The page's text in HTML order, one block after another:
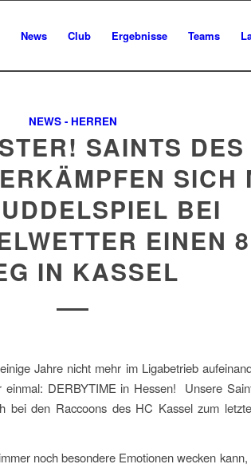
News Club Ergebnisse Teams
NEWS - HERREN
SAINTS
SICH
BEI
EINEN
IN KASSEL
Jahre nicht mehr im Ligabetrieb
DERBYTIME in Hessen! Unsere
bei den Raccoons des HC Kassel zum
noch besondere Emotionen wecken